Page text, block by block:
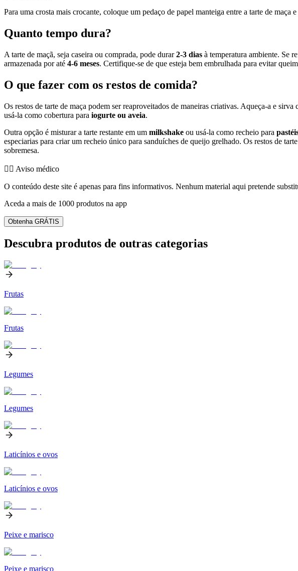
Para uma crosta mais crocante, coloque um pedaço de papel manteiga entre a tarte de maça
Quanto tempo dura?
A tarte de maçã, seja caseira ou comprada, pode durar2-3 dias à temperatura ambiente. Se
armazenada por até 4-6 meses. Certifique-se de que esteja bem embrulhada para evitar
O que fazer com os restos de comida?
Os restos de tarte de maça podem ser reaproveitados de maneiras criativas. Aqueça-a e sirva
usá-la como cobertura para iogurte ou aveia.
Outra opção é misturar a tarte restante em um milkshake ou usá-la como recheio para
especiarias para criar um recheio único para sanduíches de queijo grelhado. Os restos de
sobremesa.
👨‍⚕️️ Aviso médico
O conteúdo deste site é apenas para fins informativos. Nenhum material aqui pretende
Aceda a mais de 1000 produtos na app
Obtenha GRÁTIS
Descubra produtos de outras categorias
Frutas
Frutas
Legumes
Legumes
Laticínios e ovos
Laticínios e ovos
Peixe e marisco
Peixe e marisco